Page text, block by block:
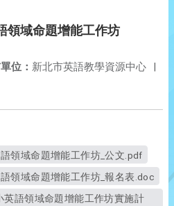
領域命題增能工作坊
位： 新北市英語教學資源中心 |
領域命題增能工作坊_公文.pdf
領域命題增能工作坊_報名表.doc